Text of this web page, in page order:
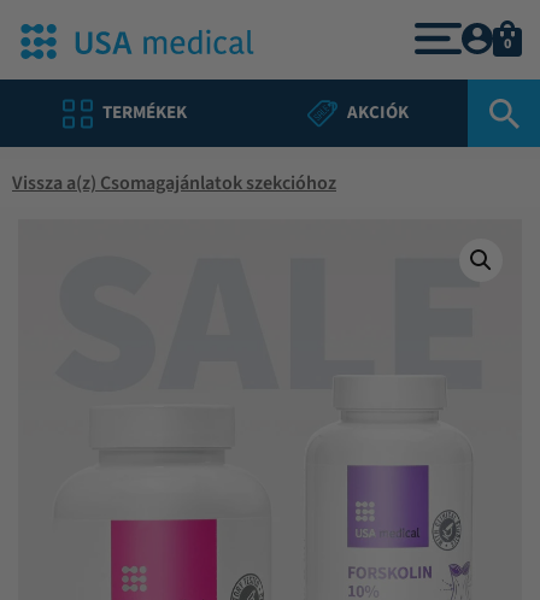
TERMÉKEK AKCIÓK
0
Vissza a(z) Csomagajánlatok szekcióhoz